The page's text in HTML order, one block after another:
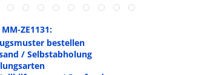
ZE1131:
bestellen
/ Selbstabholung